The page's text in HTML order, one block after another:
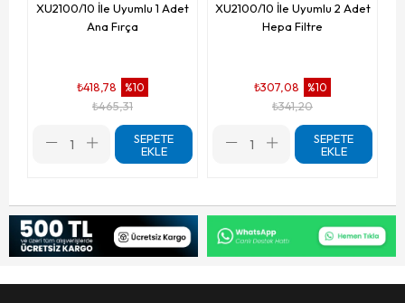
XU2100/10 İle Uyumlu 1 Adet
Ana Fırça
%10
₺418,78
₺465,31
SEPETE
EKLE
XU2100/10 İle Uyumlu 2 Adet
Hepa Filtre
%10
₺307,08
₺341,20
SEPETE
EKLE